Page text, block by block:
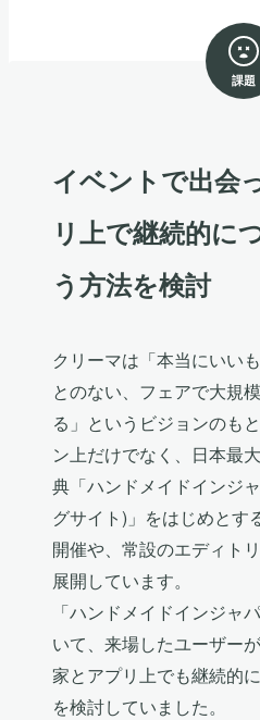
課題
イベントで出会
リ上で継続的に
う方法を検討
クリーマは「本当にいい
とのない、フェアで大規
る」というビジョンのも
ン上だけでなく、日本最
典「ハンドメイドインジ
グサイト)」をはじめとす
開催や、常設のエディト
展開しています。
「ハンドメイドインジャ
いて、来場したユーザー
家とアプリ上でも継続的
を検討していました。